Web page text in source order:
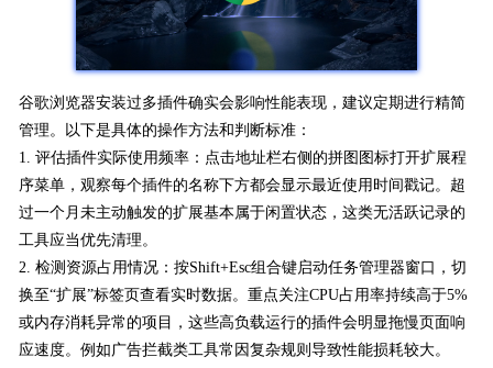
谷歌浏览器安装过多插件确实会影响性能表现，建议定期进行精简
管理。以下是具体的操作方法和判断标准：
1. 评估插件实际使用频率：点击地址栏右侧的拼图图标打开扩展程
序菜单，观察每个插件的名称下方都会显示最近使用时间戳记。超
过一个月未主动触发的扩展基本属于闲置状态，这类无活跃记录的
工具应当优先清理。
2. 检测资源占用情况：按Shift+Esc组合键启动任务管理器窗口，切
换至“扩展”标签页查看实时数据。重点关注CPU占用率持续高于5%
或内存消耗异常的项目，这些高负载运行的插件会明显拖慢页面响
应速度。例如广告拦截类工具常因复杂规则导致性能损耗较大。